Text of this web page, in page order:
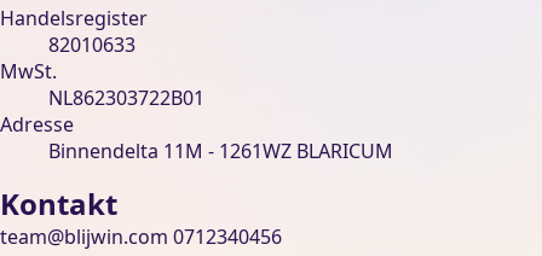
Handelsregister
82010633
MwSt.
NL862303722B01
Adresse
Binnendelta 11M - 1261WZ BLARICUM
Kontakt
team@blijwin.com 0712340456